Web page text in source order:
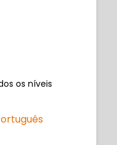
os níveis